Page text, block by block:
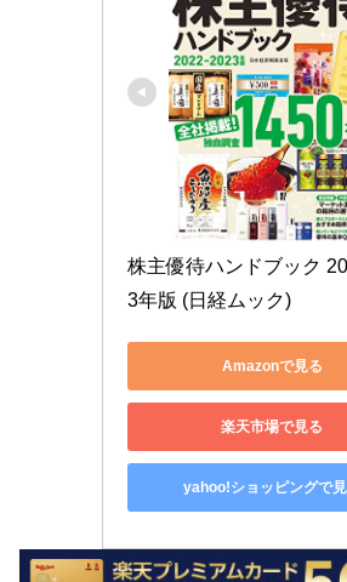
株主優待ハンドブック
3年版 (日経ムック)
Amazonで見る
楽天市場で見る
yahoo!ショッピングで